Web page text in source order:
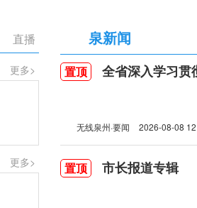
直播
更多>
更多>
泉新闻
置顶 全省深入学习贯彻习
无线泉州·要闻 2026-08-08
置顶 市长报道专辑